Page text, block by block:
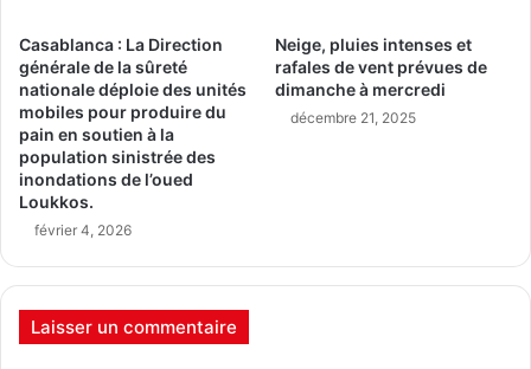
Casablanca : La Direction
générale de la sûreté
nationale déploie des unités
mobiles pour produire du
pain en soutien à la
population sinistrée des
inondations de l’oued
Loukkos.
février 4, 2026
Neige, pluies intenses et
rafales de vent prévues de
dimanche à mercredi
décembre 21, 2025
Laisser un commentaire